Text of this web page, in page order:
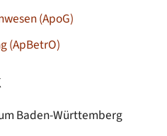
(ApoG)
(ApBetrO)
Baden-Württemberg